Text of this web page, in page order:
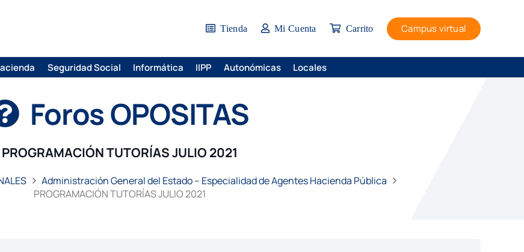
Tienda Mi Cuenta Carrito Campus virtual
Seguridad Social Informática IIPP Autonómicas Locales
Foros OPOSITAS
PROGRAMACIÓN TUTORÍAS JULIO 2021
Administración General del Estado – Especialidad de Agentes Hacienda Pública
PROGRAMACIÓN TUTORÍAS JULIO 2021